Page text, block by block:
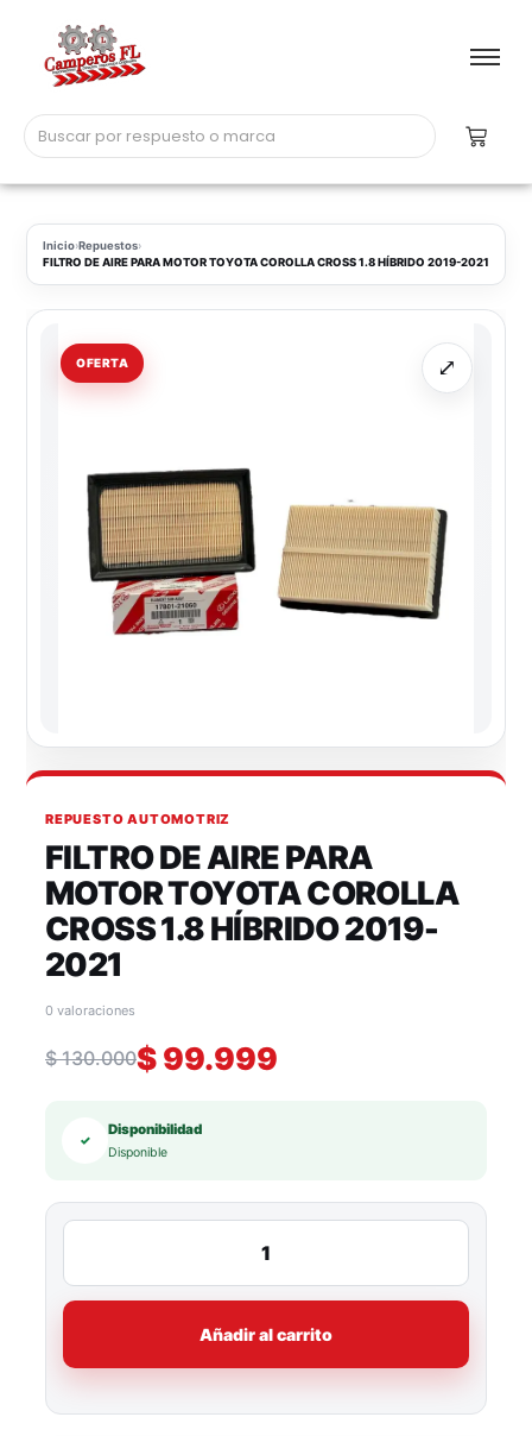
Inicio›Repuestos›
FILTRO DE AIRE PARA MOTOR TOYOTA COROLLA CROSS 1.8 HÍBRIDO 2019-2021
OFERTA ⤢
REPUESTO AUTOMOTRIZ
FILTRO DE AIRE PARA
MOTOR TOYOTA COROLLA
CROSS 1.8 HÍBRIDO 2019-
2021
0 valoraciones
$130.000$99.999
✓
Disponibilidad
Disponible
Añadir al carrito